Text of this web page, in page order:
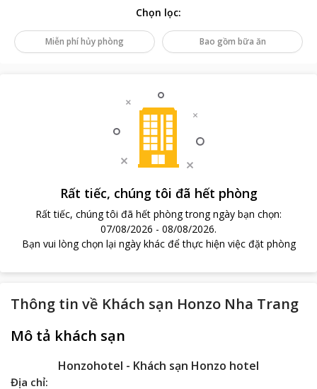
Chọn lọc:
Miễn phí hủy phòng Bao gồm bữa ăn
Rất tiếc, chúng tôi đã hết phòng
Rất tiếc, chúng tôi đã hết phòng trong ngày bạn chọn:
07/08/2026 - 08/08/2026.
Bạn vui lòng chọn lại ngày khác để thực hiện việc đặt phòng
Thông tin về Khách sạn Honzo Nha Trang
Mô tả khách sạn
Honzohotel - Khách sạn Honzo hotel
Địa chỉ: